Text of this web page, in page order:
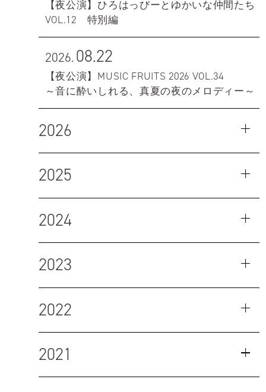
【夜公演】ひろはっぴーとゆかいな仲間たち
VOL.12 特別編
2026.08.22
【夜公演】MUSIC FRUITS 2026 VOL.34
～音に酔いしれる、真夏の夜のメロディー～
2026
2025
2024
2023
2022
2021